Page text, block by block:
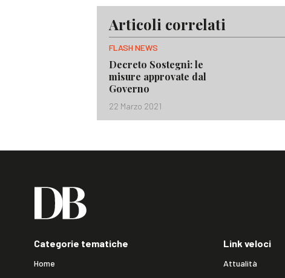
Articoli correlati
FLASH NEWS
Decreto Sostegni: le
misure approvate dal
Governo
22 Marzo 2021
Categorie tematiche
Home
Link veloci
Attualità